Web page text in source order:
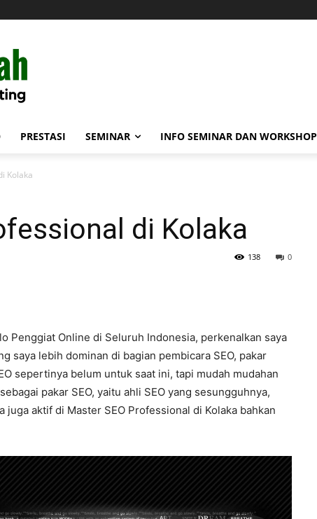
PRESTASI SEMINAR INFO SEMINAR DAN WORKSHOP
Kolaka
di Kolaka
0
138
Penggiat Online di Seluruh Indonesia, perkenalkan saya
saya lebih dominan di bagian pembicara SEO, pakar
sepertinya belum untuk saat ini, tapi mudah mudahan
pakar SEO, yaitu ahli SEO yang sesungguhnya,
juga aktif di Master SEO Professional di Kolaka bahkan